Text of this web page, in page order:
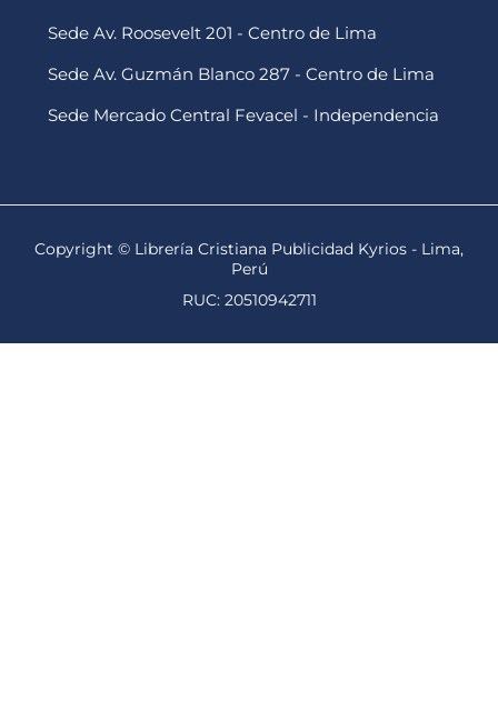
Sede Av. Roosevelt 201 - Centro de Lima
Sede Av. Guzmán Blanco 287 - Centro de Lima
Sede Mercado Central Fevacel - Independencia
Copyright © Librería Cristiana Publicidad Kyrios - Lima,
Perú
RUC: 20510942711